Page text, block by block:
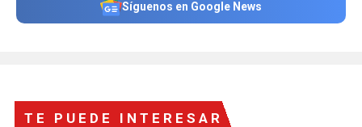
Síguenos en Google News
TE PUEDE INTERESAR